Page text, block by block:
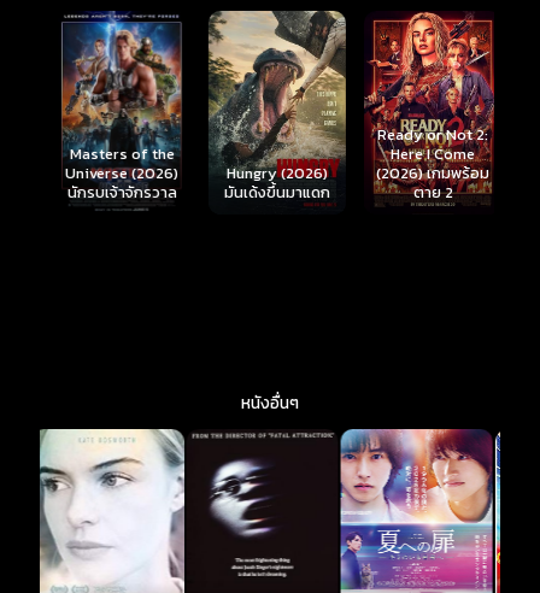
Masters of the
Universe (2026)
นักรบเจ้าจักรวาล
Hungry (2026)
มันเด้งขึ้นมาแดก
Ready or Not 2:
Here I Come
(2026) เกมพร้อม
ตาย 2
หนังอื่นๆ